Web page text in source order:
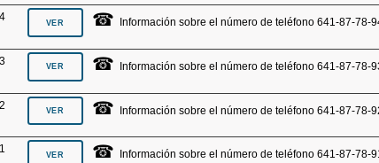
☎ Información sobre el número de teléfono 641-87-78-
☎ Información sobre el número de teléfono 641-87-78-
☎ Información sobre el número de teléfono 641-87-78-
☎ Información sobre el número de teléfono 641-87-78-91